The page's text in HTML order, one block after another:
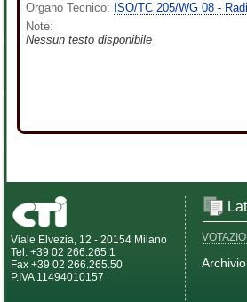
Organo Tecnico: ISO/TC 205/WG 08 -
Note:
Nessun testo disponibile
Viale Elvezia, 12 - 20154 Milano
Tel. +39 02 266.265.1
Fax +39 02 266.265.50
P.IVA 11494010157